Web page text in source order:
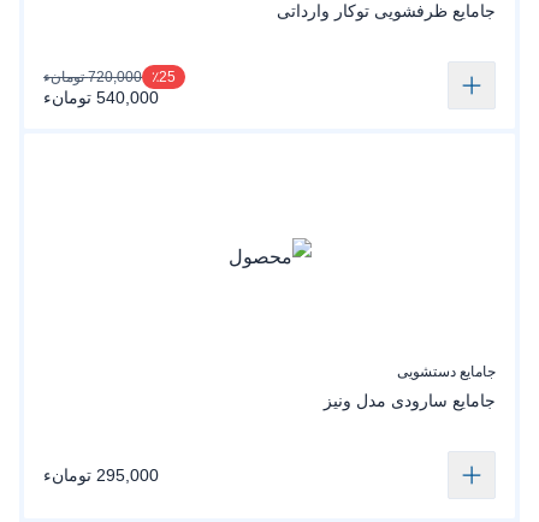
جامایع ظرفشویی توکار وارداتی
٪25 720,000 تومانء
540,000 تومانء
جامایع دستشویی
جامایع سارودی مدل ونیز
295,000 تومانء